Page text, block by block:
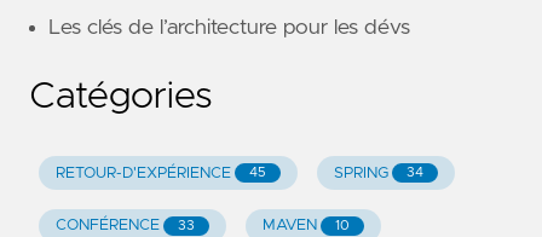
Les clés de l’architecture pour les dévs
Catégories
RETOUR-D'EXPÉRIENCE 45 SPRING 34
CONFÉRENCE 33 MAVEN 10